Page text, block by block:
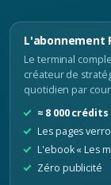
L'abonnement
Le terminal
créateur de
quotidien par
≈ 8 000
Les pages
L'ebook « Les
Zéro publicité